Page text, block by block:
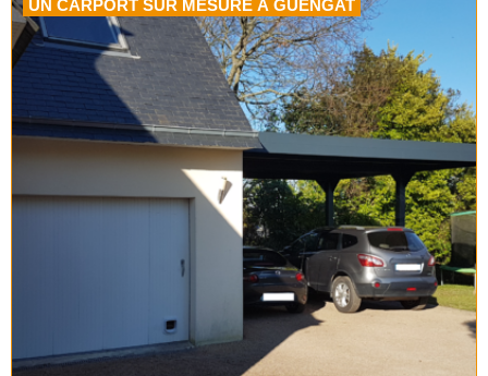
UN CARPORT SUR MESURE À GUENGAT